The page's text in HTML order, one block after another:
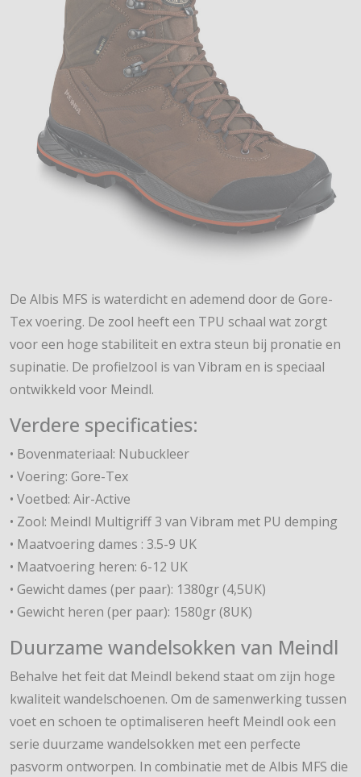
De Albis MFS is waterdicht en ademend door de Gore-
Tex voering. De zool heeft een TPU schaal wat zorgt
voor een hoge stabiliteit en extra steun bij pronatie en
supinatie. De profielzool is van Vibram en is speciaal
ontwikkeld voor Meindl.
Verdere specificaties:
• Bovenmateriaal: Nubuckleer
• Voering: Gore-Tex
• Voetbed: Air-Active
• Zool: Meindl Multigriff 3 van Vibram met PU demping
• Maatvoering dames : 3.5-9 UK
• Maatvoering heren: 6-12 UK
• Gewicht dames (per paar): 1380gr (4,5UK)
• Gewicht heren (per paar): 1580gr (8UK)
Duurzame wandelsokken van Meindl
Behalve het feit dat Meindl bekend staat om zijn hoge
kwaliteit wandelschoenen. Om de samenwerking tussen
voet en schoen te optimaliseren heeft Meindl ook een
serie duurzame wandelsokken met een perfecte
pasvorm ontworpen. In combinatie met de Albis MFS die